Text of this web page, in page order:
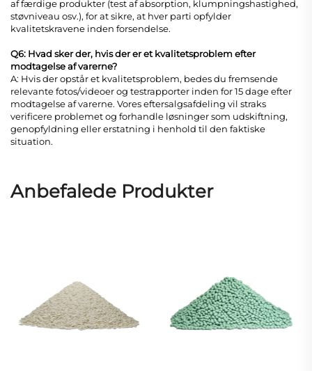
af færdige produkter (test af absorption, klumpningshastighed,
støvniveau osv.), for at sikre, at hver parti opfylder
kvalitetskravene inden forsendelse.
Q6: Hvad sker der, hvis der er et kvalitetsproblem efter
modtagelse af varerne?
A: Hvis der opstår et kvalitetsproblem, bedes du fremsende
relevante fotos/videoer og testrapporter inden for 15 dage efter
modtagelse af varerne. Vores eftersalgsafdeling vil straks
verificere problemet og forhandle løsninger som udskiftning,
genopfyldning eller erstatning i henhold til den faktiske
situation.
Anbefalede Produkter